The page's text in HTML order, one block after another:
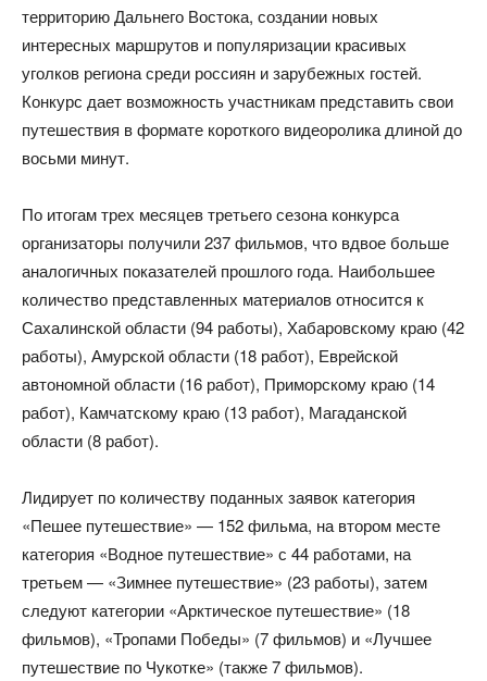
территорию Дальнего Востока, создании новых
интересных маршрутов и популяризации красивых
уголков региона среди россиян и зарубежных гостей.
Конкурс дает возможность участникам представить свои
путешествия в формате короткого видеоролика длиной до
восьми минут.
По итогам трех месяцев третьего сезона конкурса
организаторы получили 237 фильмов, что вдвое больше
аналогичных показателей прошлого года. Наибольшее
количество представленных материалов относится к
Сахалинской области (94 работы), Хабаровскому краю (42
работы), Амурской области (18 работ), Еврейской
автономной области (16 работ), Приморскому краю (14
работ), Камчатскому краю (13 работ), Магаданской
области (8 работ).
Лидирует по количеству поданных заявок категория
«Пешее путешествие» — 152 фильма, на втором месте
категория «Водное путешествие» с 44 работами, на
третьем — «Зимнее путешествие» (23 работы), затем
следуют категории «Арктическое путешествие» (18
фильмов), «Тропами Победы» (7 фильмов) и «Лучшее
путешествие по Чукотке» (также 7 фильмов).